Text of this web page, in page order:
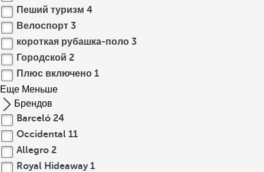
Пеший туризм 4
Велоспорт 3
короткая рубашка-поло 3
Городской 2
Плюс включено 1
Еще Меньше
Брендов
Barceló 24
Occidental 11
Allegro 2
Royal Hideaway 1